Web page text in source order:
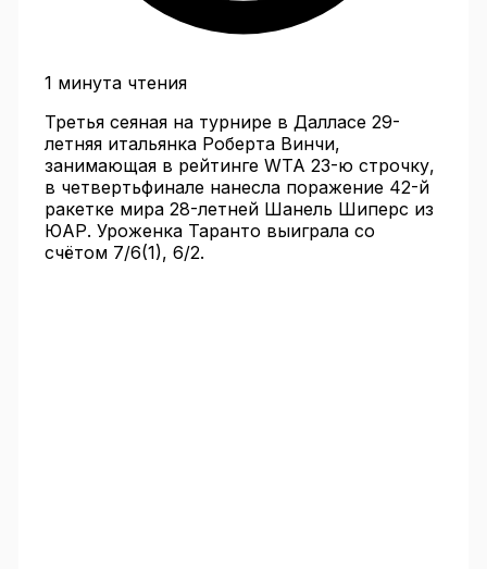
1 минута чтения
Третья сеяная на турнире в Далласе 29-
летняя итальянка Роберта Винчи,
занимающая в рейтинге WTA 23-ю строчку,
в четвертьфинале нанесла поражение 42-й
ракетке мира 28-летней Шанель Шиперс из
ЮАР. Уроженка Таранто выиграла со
счётом 7/6(1), 6/2.